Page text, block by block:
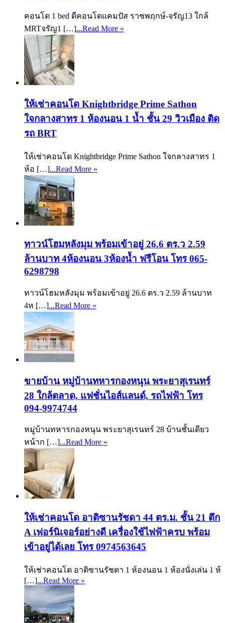
คอนโด 1 bed ดีคอนโดแคมปัส ราชพฤกษ์-จรัญ13 ใกล้
MRTจรัญ1 […]...Read More »
ให้เช่าคอนโด Knightbridge Prime Sathon
ใจกลางสาทร 1 ห้องนอน 1 น้ำ ชั้น 29 วิวเมือง ติด
รถ BRT
ให้เช่าคอนโด Knightbridge Prime Sathon ใจกลางสาทร 1
ห้อ […]...Read More »
ทาวน์โฮมหลังมุม พร้อมเข้าอยู่ 26.6 ตร.ว 2.59
ล้านบาท 4ห้องนอน 3ห้องน้ำ ฟรีโอน โทร 065-
6298798
ทาวน์โฮมหลังมุม พร้อมเข้าอยู่ 26.6 ตร.ว 2.59 ล้านบาท
4ห […]...Read More »
ขายบ้าน หมู่บ้านทหารกองหนุน พระยาสุเรนทร์
28 ใกล้ตลาด, แฟชั่นไอส์แลนด์, รถไฟฟ้า โทร
094-9974744
หมู่บ้านทหารกองหนุน พระยาสุเรนทร์ 28 บ้านชั้นเดียว
หน้าก […]...Read More »
ให้เช่าคอนโด อาติซานรัชดา 44 ตร.ม. ชั้น 21 ตึก
A เฟอร์นิเจอร์อย่างดี เครื่องใช้ไฟฟ้าครบ พร้อม
เข้าอยู่ได้เลย โทร 0974563645
ให้เช่าคอนโด อาติซานรัชดา 1 ห้องนอน 1 ห้องนั่งเล่น 1 ห้
[…]...Read More »